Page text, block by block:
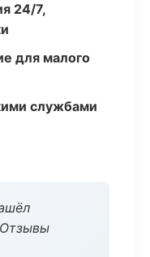
24/7,
для малого
службами